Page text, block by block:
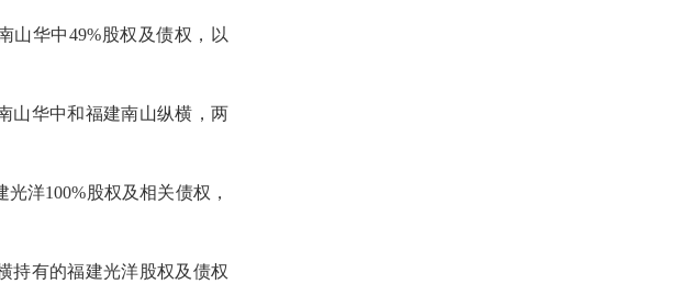
山华中49%股权及债权，以
山华中和福建南山纵横，两
洋100%股权及相关债权，
持有的福建光洋股权及债权